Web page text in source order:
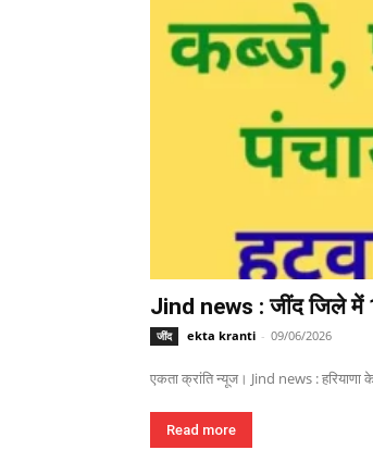
Jind news : जींद जिले में
जींद ekta kranti - 09/06/2026
एकता क्रांति न्यूज। Jind news : हरियाणा
Read more